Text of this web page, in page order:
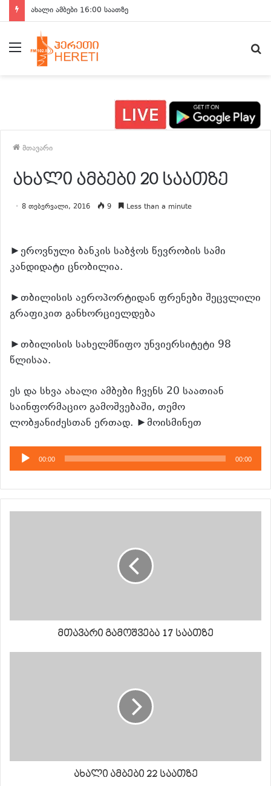
ახალი ამბები 16:00 საათზე
მენიუ
მთავარი
ახალი ამბები 20 საათზე
8 თებერვალი, 2016 9 Less than a minute
►ეროვნული ბანკის საბჭოს წევრობის სამი
კანდიდატი ცნობილია.
►თბილისის აეროპორტიდან ფრენები შეცვლილი
გრაფიკით განხორციელდება
►თბილისის სახელმწიფო უნვიერსიტეტი 98
წლისაა.
ეს და სხვა ახალი ამბები ჩვენს 20 საათიან
საინფორმაციო გამოშვებაში, თემო
ლობჟანიძესთან ერთად. ►მოისმინეთ
აუდიო
დამკვრელი
00:00 00:00
მთავარი გამოშვება 17 საათზე
ახალი ამბები 22 საათზე